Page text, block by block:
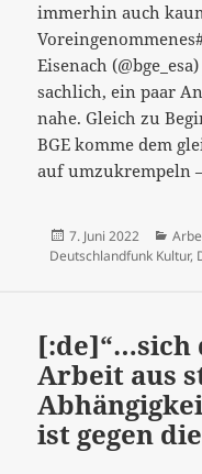
immerhin auch
Eisenach
sachlich, ein paar
nahe. Gleich zu
BGE komme dem
auf umzukrempeln
Veröffentlicht
am
7. Juni 2022
Deutschlandfunk Kultur,
[:de]“…sich
Arbeit aus
ist gegen